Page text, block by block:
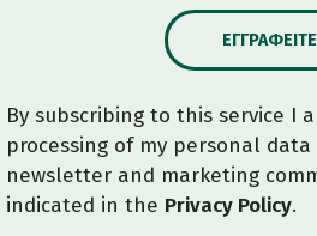
ΕΓΓΡΑΦΕΊΤΕ
By subscribing to this service I
processing of my personal
newsletter and marketing
indicated in the Privacy Policy.